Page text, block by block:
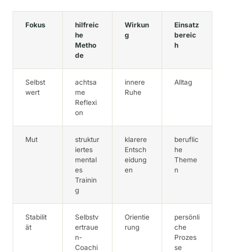
Fokus
hilfreic
he
Metho
de
Wirkun
g
Einsatz
bereic
h
Selbst
wert
achtsa
me
Reflexi
on
innere
Ruhe
Alltag
Mut
struktur
iertes
mental
es
Trainin
g
klarere
Entsch
eidung
en
beruflic
he
Theme
n
Stabilit
ät
Selbstv
ertraue
n-
Coachi
Orientie
rung
persönli
che
Prozes
se